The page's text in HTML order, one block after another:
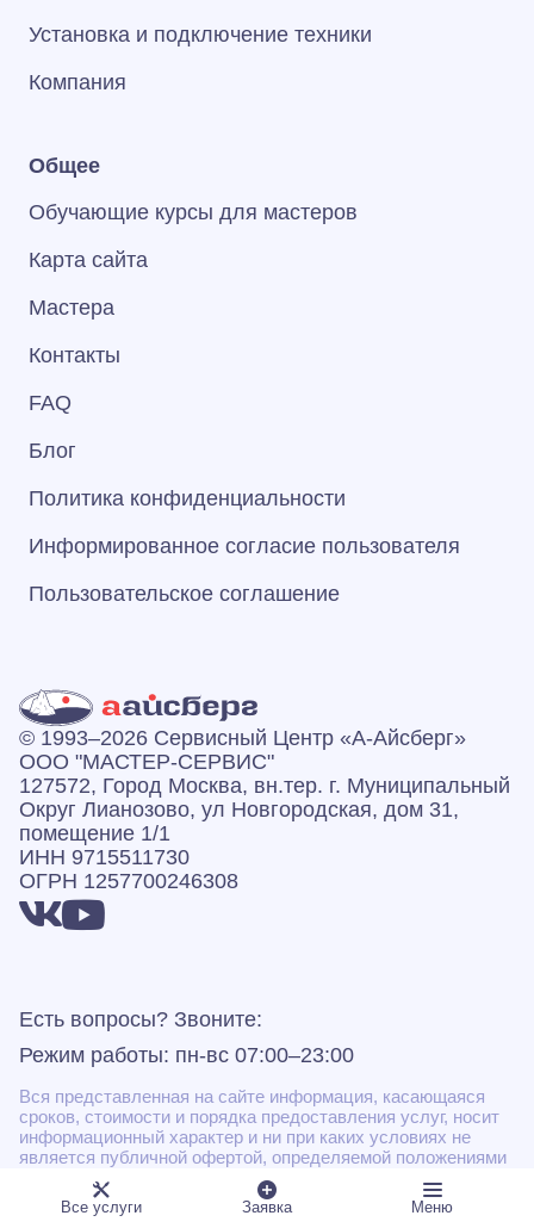
Установка и подключение техники
Компания
Общее
Обучающие курсы для мастеров
Карта сайта
Мастера
Контакты
FAQ
Блог
Политика конфиденциальности
Информированное согласие пользователя
Пользовательское соглашение
© 1993–2026 Сервисный Центр «А‑Айсберг»
ООО "МАСТЕР-СЕРВИС"
127572, Город Москва, вн.тер. г. Муниципальный
Округ Лианозово, ул Новгородская, дом 31,
помещение 1/1
ИНН 9715511730
ОГРН 1257700246308
Есть вопросы? Звоните:
Режим работы: пн-вс 07:00–23:00
Вся представленная на сайте информация, касающаяся
сроков, стоимости и порядка предоставления услуг, носит
информационный характер и ни при каких условиях не
является публичной офертой, определяемой положениями
Статьи 437(2) Гражданского кодекса РФ.
* Некоторые виды работ могут быть выполнены
Все услуги Заявка Меню